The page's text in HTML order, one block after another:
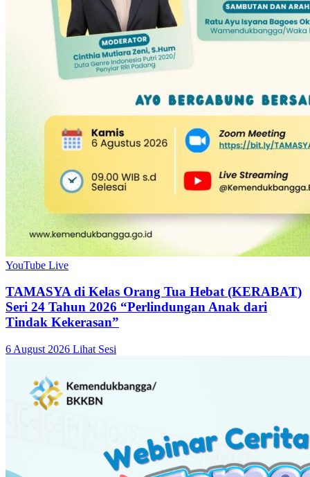
YouTube Live
TAMASYA di Kelas Orang Tua Hebat (KERABAT)
Seri 24 Tahun 2026 “Perlindungan Anak dari
Tindak Kekerasan”
6 August 2026 Lihat Sesi